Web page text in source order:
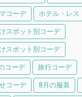
コーデ ホテル・レス
スポット別コーデ
スポット別コーデ
コーデ 旅行コーデ
コーデ 8月の服装